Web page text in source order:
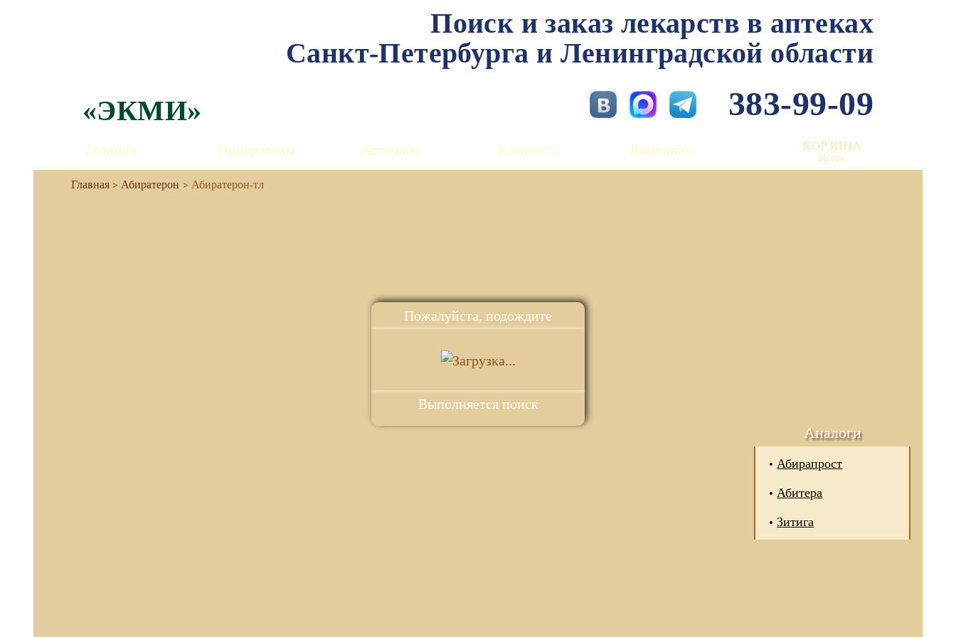
Пожалуйста, подождите
Выполняется поиск
Поиск и заказ лекарств в аптеках
Санкт-Петербурга и Ленинградской области
383-99-09
«ЭКМИ»
Главная Программы Аптекам Клиенты Контакты КОРЗИНА
Пуста
Абиратерон Абиратерон-тл
Аналоги
Абирапрост
Абитера
Зитига